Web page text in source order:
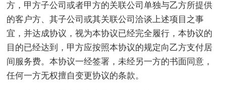
方，甲方子公司或者甲方的关联公司单独与乙方所提供
的客户方、其子公司或其关联公司洽谈上述项目之事
宜，并达成协议，视为本协议已经完全履行，本协议的
目的已经达到，甲方应按照本协议的规定向乙方支付居
间服务费。本协议一经签署，未经另一方的书面同意，
任何一方无权擅自变更协议的条款。